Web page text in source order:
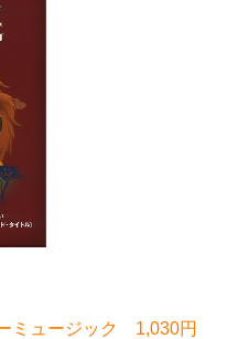
ミュージック 1,030円